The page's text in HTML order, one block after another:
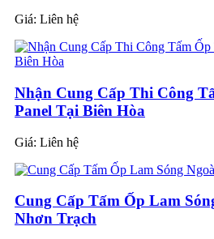
Giá: Liên hệ
Nhận Cung Cấp Thi Công
Panel Tại Biên Hòa
Giá: Liên hệ
Cung Cấp Tấm Ốp Lam
Nhơn Trạch